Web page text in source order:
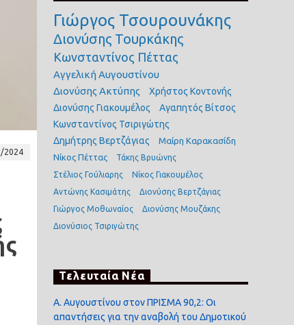
2024
Γιώργος Τσουρουνάκης
Διονύσης Τουρκάκης
Κωνσταντίνος Πέττας
Αγγελική Αυγουστίνου
Διονύσης Ακτύπης
Χρήστος Κοντονής
Διονύσης Γιακουμέλος
Αγαπητός Βίτσος
Κωνσταντίνος Τσιριγώτης
Δημήτρης Βερτζάγιας
Μαίρη Καρακασίδη
Νίκος Πέττας
Τάκης Βρυώνης
Στέλιος Γούλιαρης
Νίκος Γιακουμέλος
Αντώνης Κασιμάτης
Διονύσης Βερτζάγιας
Γιώργος Μοθωναίος
Διονύσης Μουζάκης
Διονύσιος Τσιριγώτης
Τελευταία Νέα
Α. Αυγουστίνου στον ΠΡΙΣΜΑ 90,2: Οι
απαντήσεις για την αναβολή του Δημοτικού